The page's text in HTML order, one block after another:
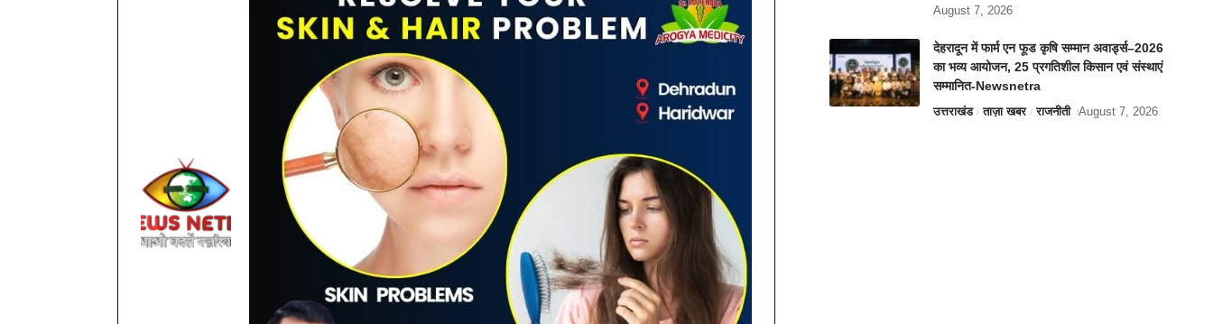
August 7, 2026
देहरादून में फार्म एन फूड कृषि सम्मान अवार्ड्स–2026
का भव्य आयोजन, 25 प्रगतिशील किसान एवं संस्थाएं
सम्मानित-Newsnetra
उत्तराखंड ताज़ा खबर राजनीती August 7, 2026